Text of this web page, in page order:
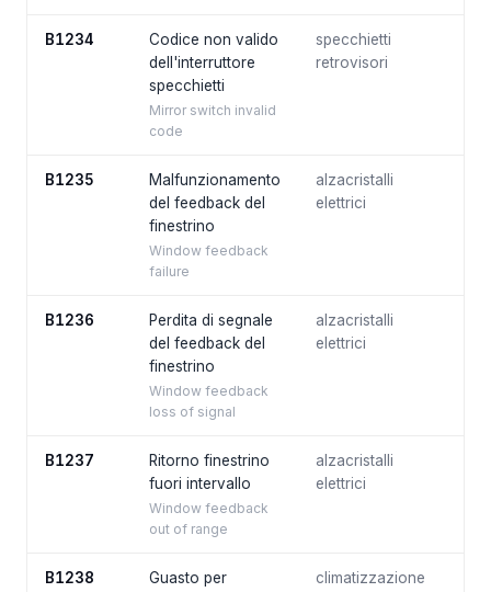
B1234
Codice non valido
dell'interruttore
specchietti
Mirror switch invalid
code
specchietti
retrovisori
B1235
Malfunzionamento
del feedback del
finestrino
Window feedback
failure
alzacristalli
elettrici
B1236
Perdita di segnale
del feedback del
finestrino
Window feedback
loss of signal
alzacristalli
elettrici
B1237
Ritorno finestrino
fuori intervallo
Window feedback
out of range
alzacristalli
elettrici
B1238
Guasto per
climatizzazione